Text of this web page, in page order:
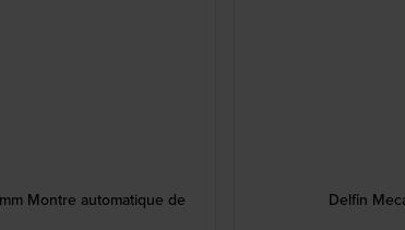
Montre automatique de
Delfin